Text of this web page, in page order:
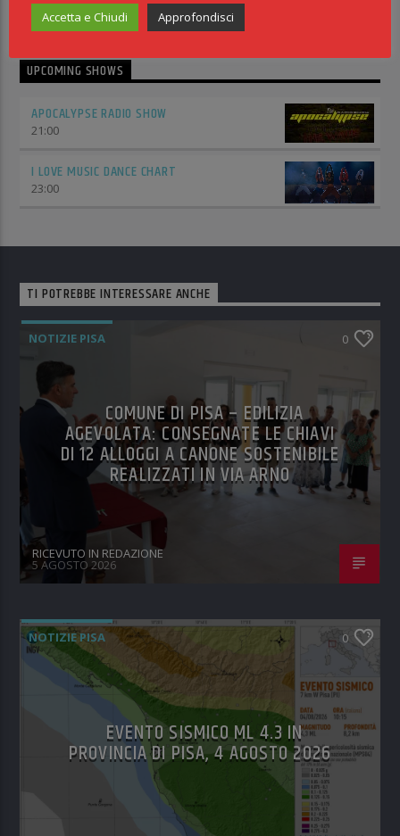
UPCOMING SHOWS
APOCALYPSE RADIO SHOW
21:00
I LOVE MUSIC DANCE CHART
23:00
TI POTREBBE INTERESSARE ANCHE
NOTIZIE PISA 0
COMUNE DI PISA – EDILIZIA
AGEVOLATA: CONSEGNATE LE CHIAVI
DI 12 ALLOGGI A CANONE SOSTENIBILE
REALIZZATI IN VIA ARNO
RICEVUTO IN REDAZIONE
5 AGOSTO 2026
NOTIZIE PISA 0
EVENTO SISMICO ML 4.3 IN
PROVINCIA DI PISA, 4 AGOSTO 2026
Accetta e Chiudi Approfondisci